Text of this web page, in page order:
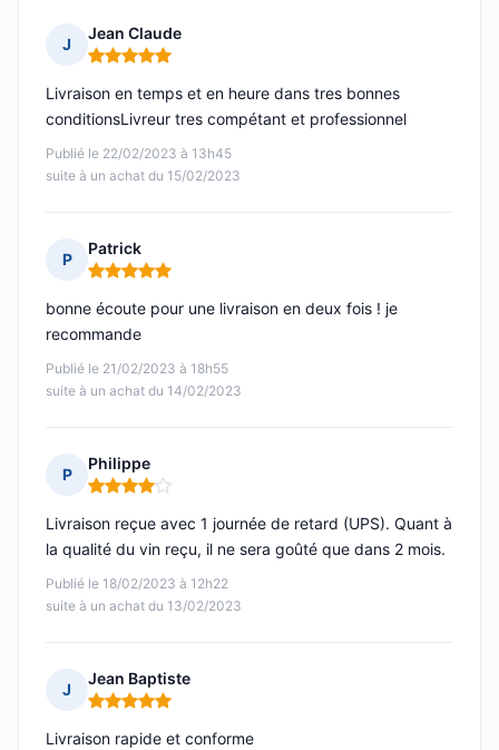
J
Jean Claude
Note : 5 sur 5
Publié le 22/02/2023 à 13h45
suite à un achat du 15/02/2023
Livraison en temps et en heure dans tres bonnes
conditionsLivreur tres compétant et professionnel
P
Patrick
Note : 5 sur 5
Publié le 21/02/2023 à 18h55
suite à un achat du 14/02/2023
bonne écoute pour une livraison en deux fois ! je
recommande
P
Philippe
Note : 4 sur 5
Publié le 18/02/2023 à 12h22
suite à un achat du 13/02/2023
Livraison reçue avec 1 journée de retard (UPS). Quant à
la qualité du vin reçu, il ne sera goûté que dans 2 mois.
J
Jean Baptiste
Note : 5 sur 5
Livraison rapide et conforme